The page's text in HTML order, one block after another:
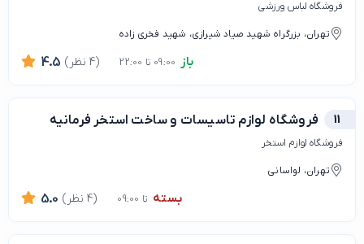
فروشگاه لباس ورزشی
تهران، بزرگراه شهید صیاد شیرازی، شهید فخری زاده
باز 4.5 (4 نظر)
11 فروشگاه لوازم تاسیسات و ساخت استخر فرمانیه
فروشگاه لوازم استخر
تهران، لواسانی
بسته تا 09:00 5.0 (4 نظر)